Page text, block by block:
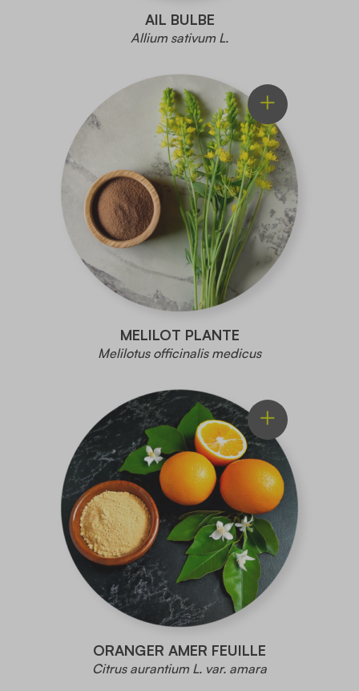
AIL BULBE
Allium sativum L.
MELILOT PLANTE
Melilotus officinalis medicus
ORANGER AMER FEUILLE
Citrus aurantium L. var. amara